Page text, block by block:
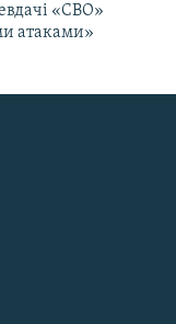
«СВО»
атаками»